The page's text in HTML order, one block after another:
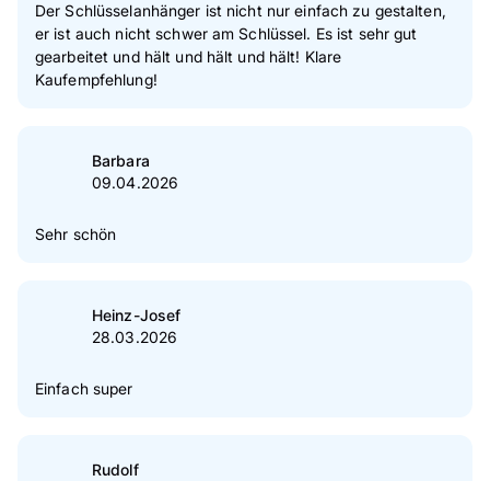
Der Schlüsselanhänger ist nicht nur einfach zu gestalten,
er ist auch nicht schwer am Schlüssel. Es ist sehr gut
gearbeitet und hält und hält und hält! Klare
Kaufempfehlung!
Barbara
09.04.2026
Sehr schön
Heinz-Josef
28.03.2026
Einfach super
Rudolf